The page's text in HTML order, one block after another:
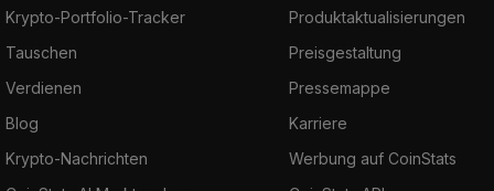
Krypto-Portfolio-Tracker
Tauschen
Verdienen
Blog
Krypto-Nachrichten
Produktaktualisierungen
Preisgestaltung
Pressemappe
Karriere
Werbung auf CoinStats